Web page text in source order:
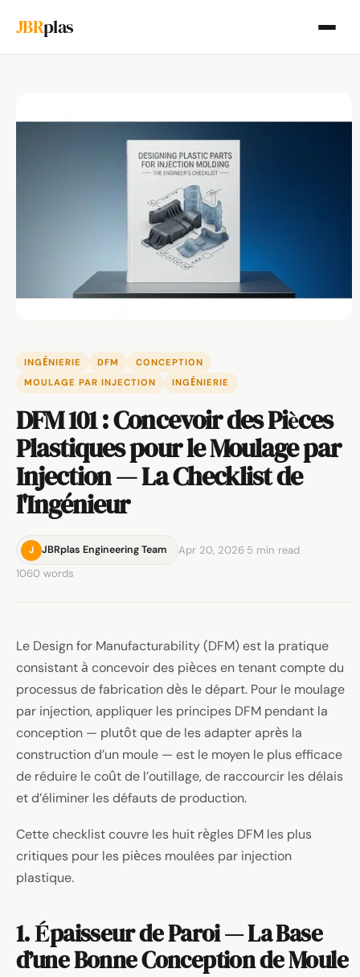
JBRplas
INGÉNIERIE DFM
CONCEPTION
MOULAGE PAR INJECTION
INGÉNIERIE
DFM 101 : Concevoir des Pièces
Plastiques pour le Moulage par
Injection — La Checklist de
l'Ingénieur
J JBRplas Engineering Team Apr 20, 2026·5 min read·
1060 words
Le Design for Manufacturability (DFM) est la pratique
consistant à concevoir des pièces en tenant compte du
processus de fabrication dès le départ. Pour le moulage
par injection, appliquer les principes DFM pendant la
conception — plutôt que de les adapter après la
construction d’un moule — est le moyen le plus efficace
de réduire le coût de l’outillage, de raccourcir les délais
et d’éliminer les défauts de production.
Cette checklist couvre les huit règles DFM les plus
critiques pour les pièces moulées par injection
plastique.
1. Épaisseur de Paroi — La Base
d’une Bonne Conception de Moule